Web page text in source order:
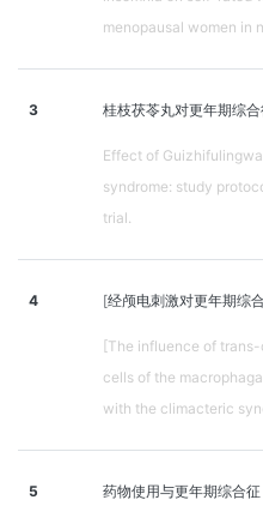
menopausal women in
3 桂枝茯苓丸对更年期综
Effect of
syndrome: study
trial.
4 [经颅电刺激对更年期综
[The influence of
cells of the
with the climacteric
5 药物使用与更年期综合征